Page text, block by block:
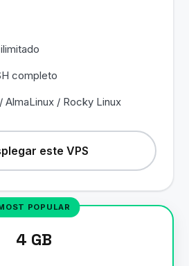
completo
AlmaLinux / Rocky Linux
este VPS
4 GB